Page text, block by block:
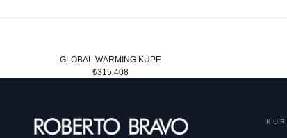
GLOBAL WARMING KÜPE
₺315.408